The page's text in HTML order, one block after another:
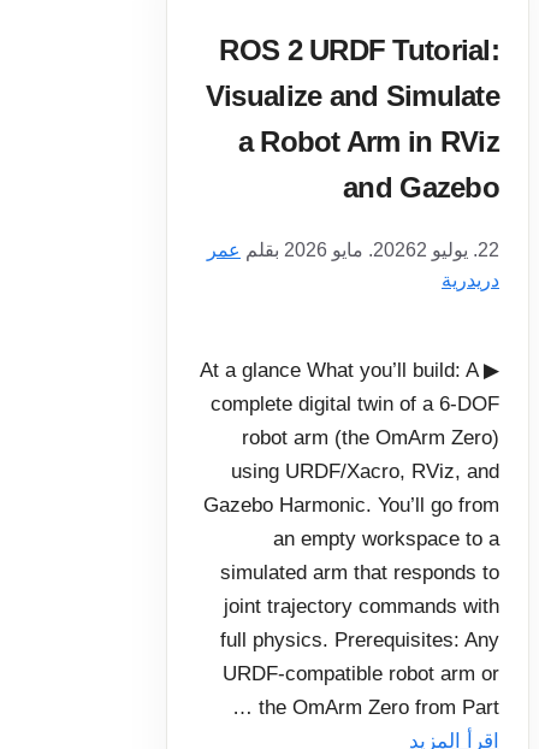
ROS 2 URDF Tutorial:
Visualize and Simulate
a Robot Arm in RViz
and Gazebo
22. يوليو 2026 2. مايو 2026 بقلم عمر
دريدرية
▶ At a glance What you’ll build: A
complete digital twin of a 6-DOF
robot arm (the OmArm Zero)
using URDF/Xacro, RViz, and
Gazebo Harmonic. You’ll go from
an empty workspace to a
simulated arm that responds to
joint trajectory commands with
full physics. Prerequisites: Any
URDF-compatible robot arm or
the OmArm Zero from Part …
اقرأ المزيد